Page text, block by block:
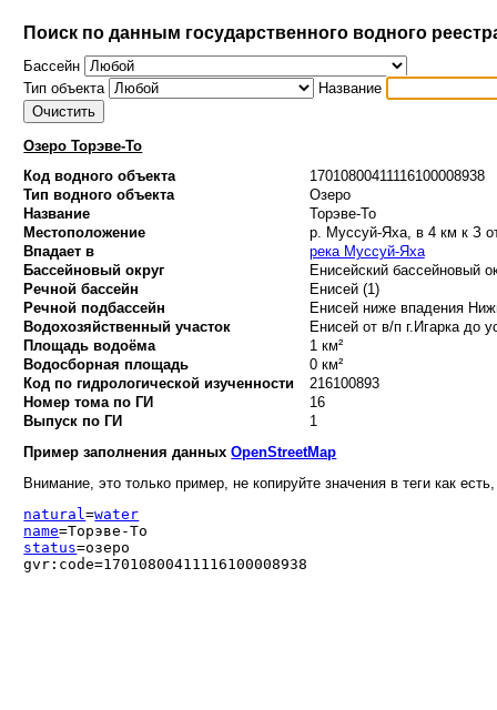
Поиск по данным государственного водного
Бассейн
Тип объекта
Название
Озеро Торэве-То
Код водного объекта
17010800411116100008938
Тип водного объекта
Озеро
Название
Торэве-То
Местоположение
р. Муссуй-Яха, в 4 км к З
Впадает в
река Муссуй-Яха
Бассейновый округ
Енисейский бассейновый
Речной бассейн
Енисей (1)
Речной подбассейн
Енисей ниже впадения
Водохозяйственный участок
Енисей от в/п г.Игарка до
Площадь водоёма
1 км²
Водосборная площадь
0 км²
Код по гидрологической изученности
216100893
Номер тома по ГИ
16
Выпуск по ГИ
1
Пример заполнения данныхOpenStreetMap
Внимание, это только пример, не копируйте значения в теги как
natural=water
name=Торэве-То
status=озеро
gvr:code=17010800411116100008938